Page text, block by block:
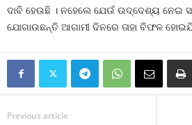
ଦାବି ହେଉଛି । ନହେଲେ ଯେଉଁ ଉଦ୍ଦେଶ୍ୟ ନେଇ
ଯୋଗାଉଛନ୍ତି ଆଗାମୀ ଦିନରେ ତାହା ବିଫଳ
Previous article